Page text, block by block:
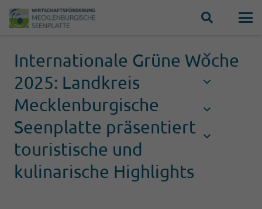
Internationale Grüne Woche
2025: Landkreis
Mecklenburgische
Seenplatte präsentiert
touristische und
kulinarische Highlights